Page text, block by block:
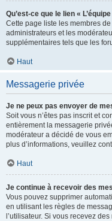
Qu’est-ce que le lien «
Cette page liste les membres
administrateurs et les
supplémentaires tels que les
Haut
Messagerie privée
Je ne peux pas envoyer de
Soit vous n’êtes pas inscrit et
entièrement la messagerie
modérateur a décidé de vous
plus d’informations, veuillez
Haut
Je continue à recevoir des
Vous pouvez supprimer
en utilisant les règles de
l’utilisateur. Si vous recevez